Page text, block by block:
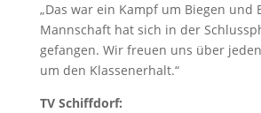
„Das war ein Kampf um Biegen und
Mannschaft hat sich in der
gefangen. Wir freuen uns über
um den Klassenerhalt.“
TV Schiffdorf: